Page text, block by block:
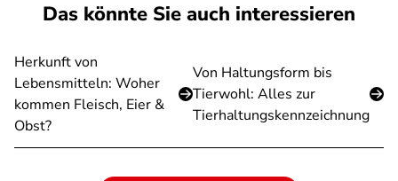
Das könnte Sie auch interessieren
Herkunft von
Lebensmitteln: Woher
kommen Fleisch, Eier &
Obst?
Von Haltungsform bis
Tierwohl: Alles zur
Tierhaltungskennzeichnung